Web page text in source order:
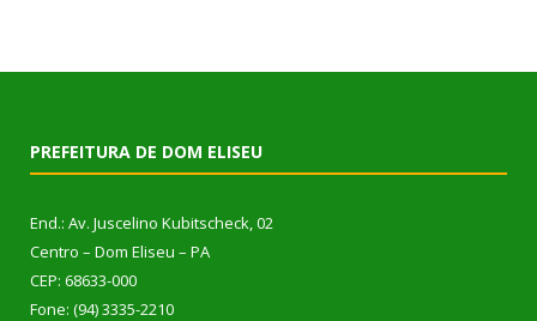
PREFEITURA DE DOM ELISEU
End.: Av. Juscelino Kubitscheck, 02
Centro – Dom Eliseu – PA
CEP: 68633-000
Fone: (94) 3335-2210